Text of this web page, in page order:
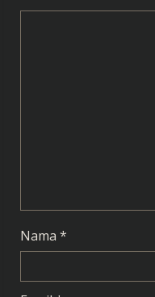
n
g
Nama *